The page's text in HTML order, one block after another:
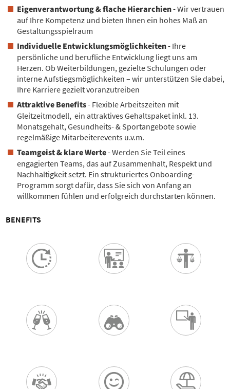
Eigenverantwortung & flache Hierarchien- Wir vertrauen
auf Ihre Kompetenz und bieten Ihnen ein hohes Maß an
Gestaltungsspielraum
Individuelle Entwicklungsmöglichkeiten- Ihre
persönliche und berufliche Entwicklung liegt uns am
Herzen. Ob Weiterbildungen, gezielte Schulungen oder
interne Aufstiegsmöglichkeiten – wir unterstützen Sie dabei,
Ihre Karriere gezielt voranzutreiben
Attraktive Benefits- Flexible Arbeitszeiten mit
Gleitzeitmodell, ein attraktives Gehaltspaket inkl. 13.
Monatsgehalt, Gesundheits- & Sportangebote sowie
regelmäßige Mitarbeiterevents u.v.m.
Teamgeist & klare Werte- Werden Sie Teil eines
engagierten Teams, das auf Zusammenhalt, Respekt und
Nachhaltigkeit setzt. Ein strukturiertes Onboarding-
Programm sorgt dafür, dass Sie sich von Anfang an
willkommen fühlen und erfolgreich durchstarten können.
BENEFITS